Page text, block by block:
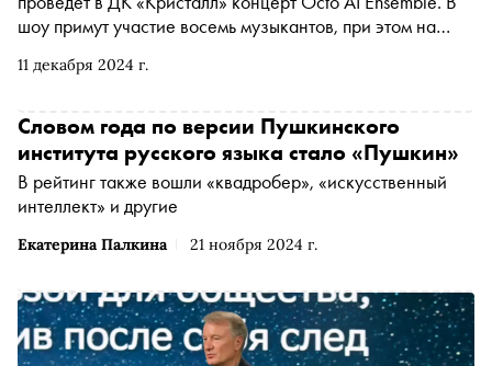
11 декабря 2024 г.
шоу примут участие восемь музыкантов, при этом на
виолончелистов, один из которых — творение
помощью голографических 3D-боксов. В интервью
«Снобу» Никола Мельников рассказал о том, как
создавался этот уникальный проект и почему нейросети
никогда не заменят живое звучание
Екатерина Палкина 21 ноября 2024 г.
Словом года по версии Пушкинского
института русского языка стало «Пушкин»
В рейтинг также вошли «квадробер», «искусственный
интеллект» и другие